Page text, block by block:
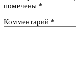
помечены *
Комментарий *